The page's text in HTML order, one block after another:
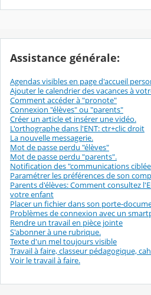
e
e
Assistance générale:
Agendas visibles en page d'accueil
Ajouter le calendrier des vacances à
Comment accéder à "pronote"
Connexion "élèves" ou "parents"
Créer un article et insérer une vidéo.
L'orthographe dans l'ENT: ctr+clic droit
La nouvelle messagerie.
Mot de passe perdu "élèves"
Mot de passe perdu "parents".
Notification des "communications
Paramétrer les préférences de son
Parents d'élèves: Comment consultez
votre enfant
Placer un fichier dans son porte-
Problèmes de connexion avec un
Rendre un travail en pièce jointe
S'abonner à une rubrique.
Texte d'un mel toujours visible
Travail à faire, classeur pédagogique,
Voir le travail à faire.